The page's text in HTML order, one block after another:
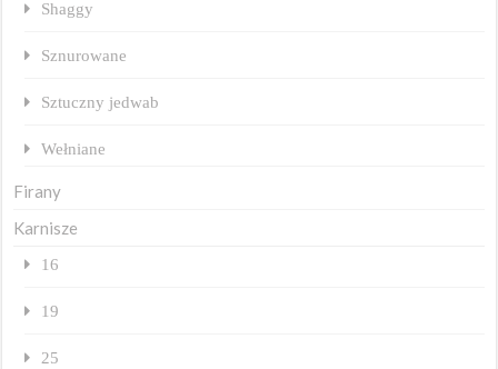
Shaggy
Sznurowane
Sztuczny jedwab
Wełniane
Firany
Karnisze
16
19
25